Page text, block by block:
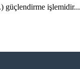
güçlendirme işlemidir...